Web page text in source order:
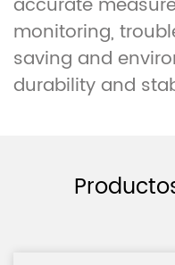
monitoring,
saving and
durability and